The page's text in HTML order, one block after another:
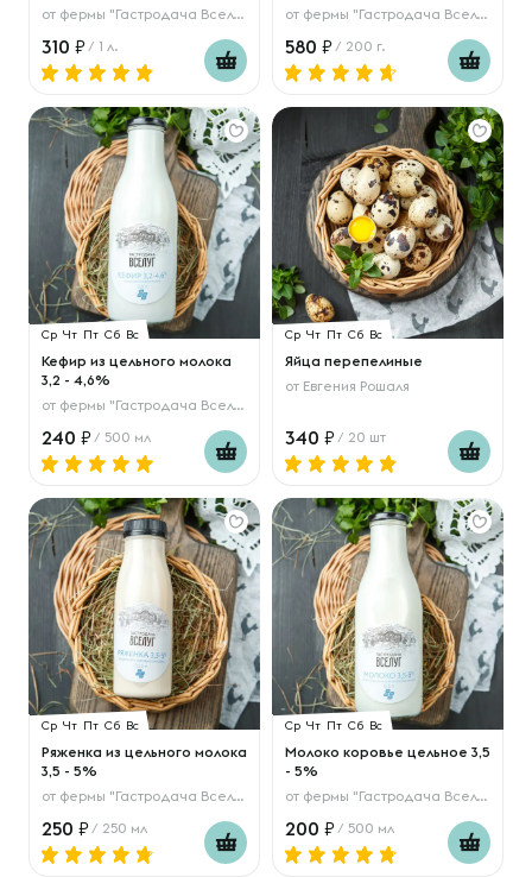
от фермы "Гастродача Вселуг"
310 / 1 л.
от фермы "Гастродача Вселуг"
580 / 200 г.
Ср Чт Пт Сб Вс
Кефир из цельного молока
3,2 - 4,6%
от фермы "Гастродача Вселуг"
240 / 500 мл
Ср Чт Пт Сб Вс
Яйца перепелиные
от Евгения Рошаля
340 / 20 шт
Ср Чт Пт Сб Вс
Ряженка из цельного молока
3,5 - 5%
от фермы "Гастродача Вселуг"
250 / 250 мл
Ср Чт Пт Сб Вс
Молоко коровье цельное 3,5
- 5%
от фермы "Гастродача Вселуг"
200 / 500 мл